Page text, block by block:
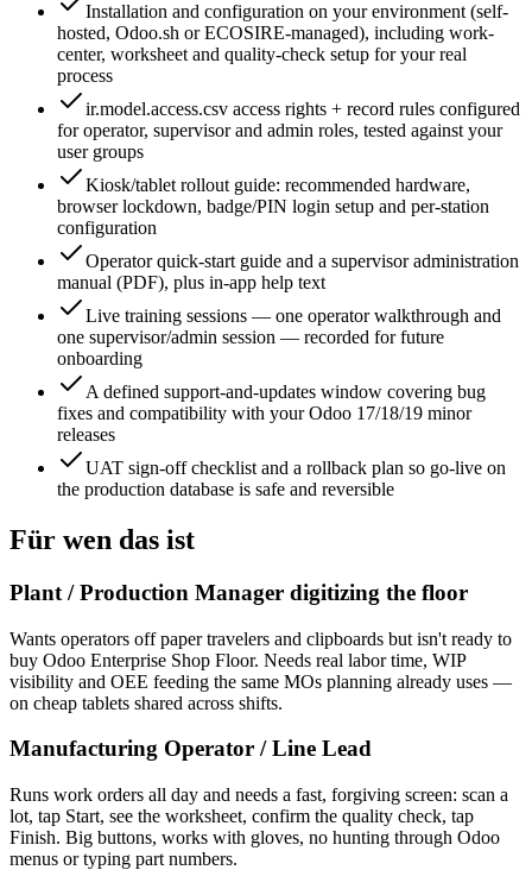
Installation and configuration on your environment (self-
hosted, Odoo.sh or ECOSIRE-managed), including work-
center, worksheet and quality-check setup for your real
process
ir.model.access.csv access rights + record rules configured
for operator, supervisor and admin roles, tested against your
user groups
Kiosk/tablet rollout guide: recommended hardware,
browser lockdown, badge/PIN login setup and per-station
configuration
Operator quick-start guide and a supervisor administration
manual (PDF), plus in-app help text
Live training sessions — one operator walkthrough and
one supervisor/admin session — recorded for future
onboarding
A defined support-and-updates window covering bug
fixes and compatibility with your Odoo 17/18/19 minor
releases
UAT sign-off checklist and a rollback plan so go-live on
the production database is safe and reversible
Für wen das ist
Plant / Production Manager digitizing the floor
Wants operators off paper travelers and clipboards but isn't ready to
buy Odoo Enterprise Shop Floor. Needs real labor time, WIP
visibility and OEE feeding the same MOs planning already uses —
on cheap tablets shared across shifts.
Manufacturing Operator / Line Lead
Runs work orders all day and needs a fast, forgiving screen: scan a
lot, tap Start, see the worksheet, confirm the quality check, tap
Finish. Big buttons, works with gloves, no hunting through Odoo
menus or typing part numbers.